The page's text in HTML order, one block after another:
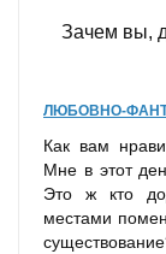
Зачем вы,
ЛЮБОВНО-
Как вам
Мне в этот
Это ж кто
местами